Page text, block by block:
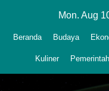
Mon. Aug
Beranda Budaya
Kuliner Pemerintah